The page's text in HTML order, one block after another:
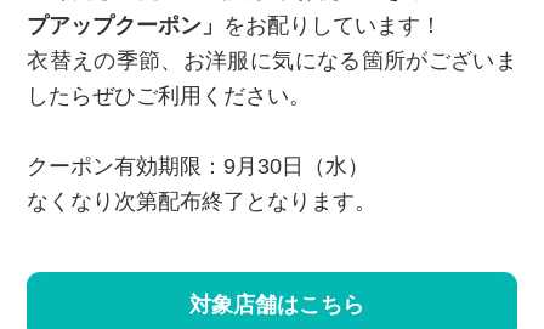
プアップクーポン」 をお配りしています！
衣替えの季節、お洋服に気になる箇所がございま
したらぜひご利用ください。
クーポン有効期限：9月30日（水）
なくなり次第配布終了となります。
対象店舗はこちら